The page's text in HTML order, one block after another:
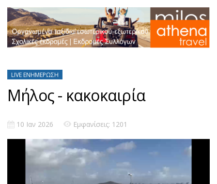
LIVE ΕΝΗΜΈΡΩΣΗ
Μήλος - κακοκαιρία
10 Ιαν 2026 Εμφανίσεις: 1201